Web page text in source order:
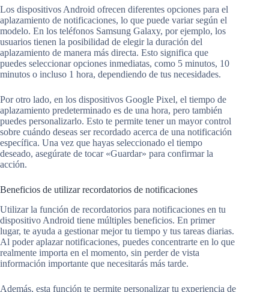
Los dispositivos Android ofrecen diferentes opciones para el
aplazamiento de notificaciones, lo que puede variar según el
modelo. En los teléfonos Samsung Galaxy, por ejemplo, los
usuarios tienen la posibilidad de elegir la duración del
aplazamiento de manera más directa. Esto significa que
puedes seleccionar opciones inmediatas, como 5 minutos, 10
minutos o incluso 1 hora, dependiendo de tus necesidades.
Por otro lado, en los dispositivos Google Pixel, el tiempo de
aplazamiento predeterminado es de una hora, pero también
puedes personalizarlo. Esto te permite tener un mayor control
sobre cuándo deseas ser recordado acerca de una notificación
específica. Una vez que hayas seleccionado el tiempo
deseado, asegúrate de tocar «Guardar» para confirmar la
acción.
Beneficios de utilizar recordatorios de notificaciones
Utilizar la función de recordatorios para notificaciones en tu
dispositivo Android tiene múltiples beneficios. En primer
lugar, te ayuda a gestionar mejor tu tiempo y tus tareas diarias.
Al poder aplazar notificaciones, puedes concentrarte en lo que
realmente importa en el momento, sin perder de vista
información importante que necesitarás más tarde.
Además, esta función te permite personalizar tu experiencia de